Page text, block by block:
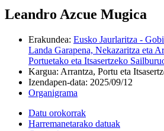
Leandro Azcue Mugica
Erakundea: Eusko Jaurlaritza -
Landa Garapena, Nekazaritza eta
Portuetako eta Itsasertzeko
Kargua: Arrantza, Portu eta
Izendapen-data: 2025/09/12
Organigrama
Datu orokorrak
Harremanetarako datuak